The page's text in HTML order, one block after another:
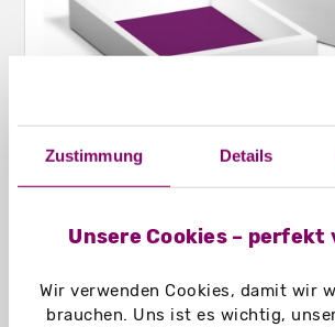
Zustimmung Details
Unsere Cookies –
Wir verwenden Cookies, damit wir
brauchen. Uns ist es wichtig,
Schiebeschachteln